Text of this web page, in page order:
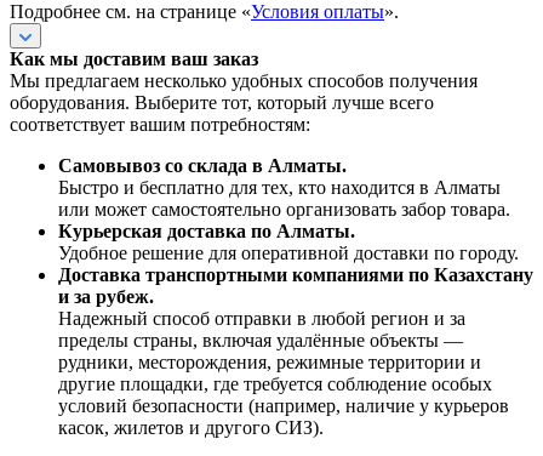
Подробнее см. на странице «Условия оплаты».
Как мы доставим ваш заказ
Мы предлагаем несколько удобных способов получения
оборудования. Выберите тот, который лучше всего
соответствует вашим потребностям:
Самовывоз со склада в Алматы.
Быстро и бесплатно для тех, кто находится в Алматы
или может самостоятельно организовать забор товара.
Курьерская доставка по Алматы.
Удобное решение для оперативной доставки по городу.
Доставка транспортными компаниями по Казахстану
и за рубеж.
Надежный способ отправки в любой регион и за
пределы страны, включая удалённые объекты —
рудники, месторождения, режимные территории и
другие площадки, где требуется соблюдение особых
условий безопасности (например, наличие у курьеров
касок, жилетов и другого СИЗ).